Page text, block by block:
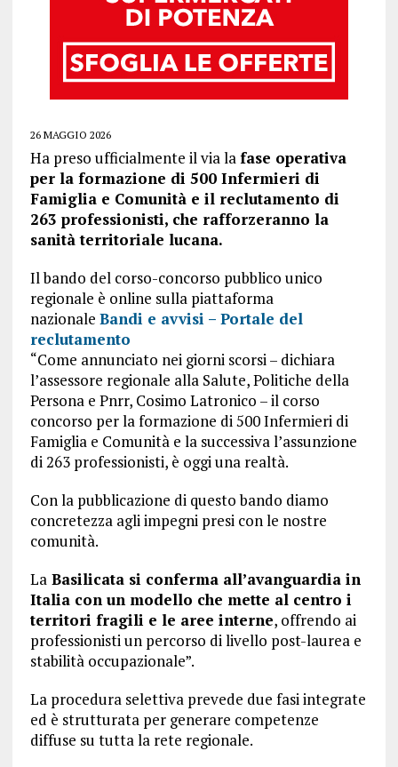
26 MAGGIO 2026
Ha preso ufficialmente il via lafase operativa
per la formazione di 500 Infermieri di
Famiglia e Comunità e il reclutamento di
263 professionisti, che rafforzeranno la
sanità territoriale lucana.
Il bando del corso-concorso pubblico unico
regionale è online sulla piattaforma
nazionale Bandi e avvisi – Portale del
reclutamento
“Come annunciato nei giorni scorsi – dichiara
l’assessore regionale alla Salute, Politiche della
Persona e Pnrr, Cosimo Latronico – il corso
concorso per la formazione di 500 Infermieri di
Famiglia e Comunità e la successiva l’assunzione
di 263 professionisti, è oggi una realtà.
Con la pubblicazione di questo bando diamo
concretezza agli impegni presi con le nostre
comunità.
LaBasilicata si conferma all’avanguardia in
Italia con un modello che mette al centro i
territori fragili e le aree interne, offrendo ai
professionisti un percorso di livello post-laurea e
stabilità occupazionale”.
La procedura selettiva prevede due fasi integrate
ed è strutturata per generare competenze
diffuse su tutta la rete regionale.